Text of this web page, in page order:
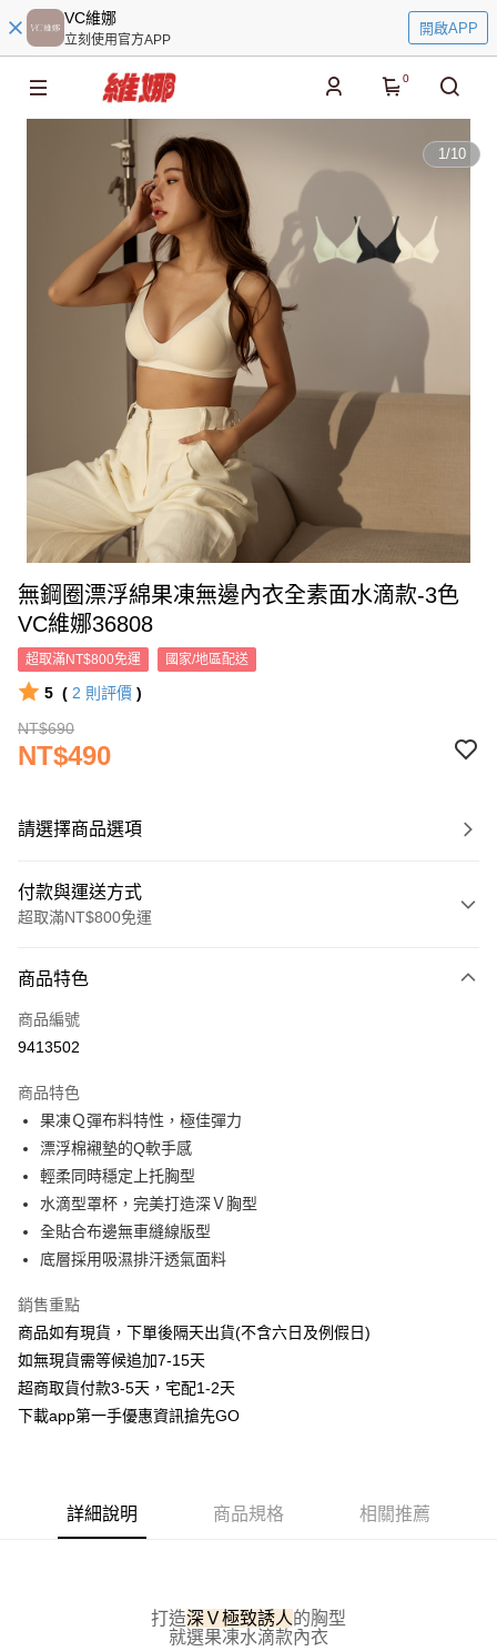
VC維娜
立刻使用官方APP
開啟APP
0
1/10
無鋼圈漂浮綿果凍無邊內衣全素面水滴款-3色
VC維娜36808
超取滿NT$800免運 國家/地區配送
5 ( 2 則評價 )
NT$690
NT$490
請選擇商品選項
付款與運送方式
超取滿NT$800免運
信用卡一次付款
信用卡分期付款
合作金庫商業銀行
華南商業銀行
上海商業儲蓄銀行
國泰世華商業銀行
臺灣中小企業銀行
匯豐（台灣）商業銀行
聯邦商業銀行
元大商業銀行
台新國際商業銀行
台灣樂天信用卡公司
6 期 0 利率 每期
華南商業銀行
上海商業儲蓄銀行
國泰世華商業銀行
臺灣中小企業銀行
匯豐（台灣）商業銀行
元大商業銀行
玉山商業銀行
星展（台灣）商業銀行
中國信託商業銀行
台灣樂天信用卡公司
超商取貨付款
LINE Pay
Apple Pay
街口支付
悠遊付
【關於「AFTEE先享後付」】
AFTEE先享後付是「在收到商品之後才付款」的支付方式。 讓您購物簡單
【「AFTEE先享後付」結帳流程】
３．收到繳費通知簡訊後14天內，點擊此簡訊中的連結，可透過四大超商／
ATM／網路銀行／等多元方式進行付款，方視為交易完成。
ATM付款
全家取貨付款
每筆NT$100，滿NT$800(含以上)免運費
每筆NT$100，滿NT$800(含以上)免運費
商品特色
商品編號
9413502
商品特色
果凍Ｑ彈布料特性，極佳彈力
漂浮棉襯墊的Q軟手感
輕柔同時穩定上托胸型
水滴型罩杯，完美打造深Ｖ胸型
全貼合布邊無車縫線版型
底層採用吸濕排汗透氣面料
銷售重點
商品如有現貨，下單後隔天出貨(不含六日及例假日)
如無現貨需等候追加7-15天
超商取貨付款3-5天，宅配1-2天
下載app第一手優惠資訊搶先GO
詳細說明 商品規格 相關推薦
打造深Ｖ極致誘人的胸型
就選果凍水滴款內衣